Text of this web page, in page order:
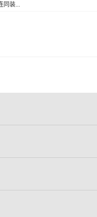
同装...